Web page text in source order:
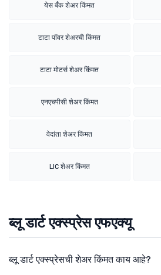
येस बँक शेअर किंमत
टाटा पॉवर शेअरची किंमत
टाटा मोटर्स शेअर किंमत
एनएचपीसी शेअर किंमत
वेदांता शेअर किंमत
LIC शेअर किंमत
ब्लू डार्ट एक्स्प्रेस एफएक्यू
ब्लू डार्ट एक्स्प्रेसची शेअर किंमत काय आहे?